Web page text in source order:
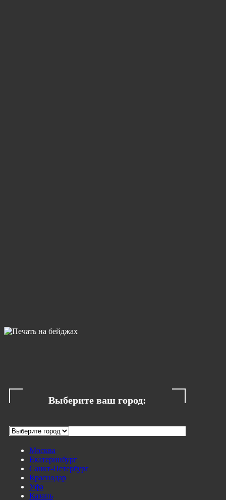
Выберите ваш город:
Москва
Екатеринбург
Санкт-Петербург
Краснодар
Уфа
Казань